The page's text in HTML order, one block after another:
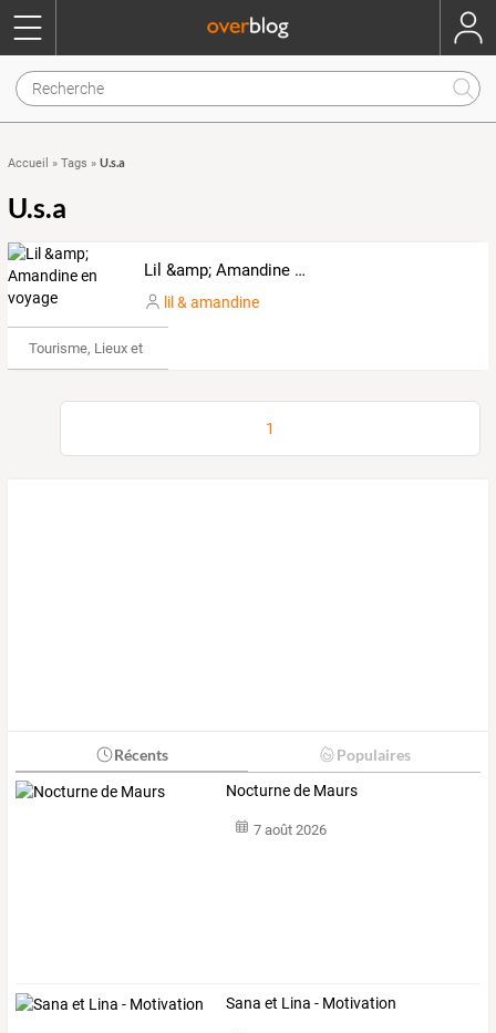
Accueil » Tags » U.s.a
U.s.a
Lil &amp; Amandine en voyage
lil & amandine
Tourisme, Lieux et Événements
1
Récents Populaires
Nocturne de Maurs
7 août 2026
Sana et Lina - Motivation